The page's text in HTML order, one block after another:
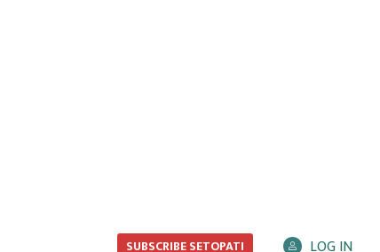
SUBSCRIBE SETOPATI LOG IN